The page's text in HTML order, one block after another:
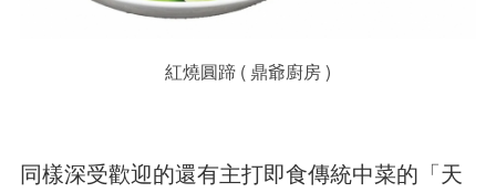
紅燒圓蹄 ( 鼎爺廚房 )
同樣深受歡迎的還有主打即食傳統中菜的「天